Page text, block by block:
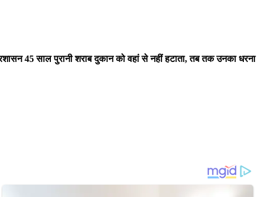
45 साल पुरानी शराब दुकान को वहां से नहीं हटाता, तब तक उनका धरना